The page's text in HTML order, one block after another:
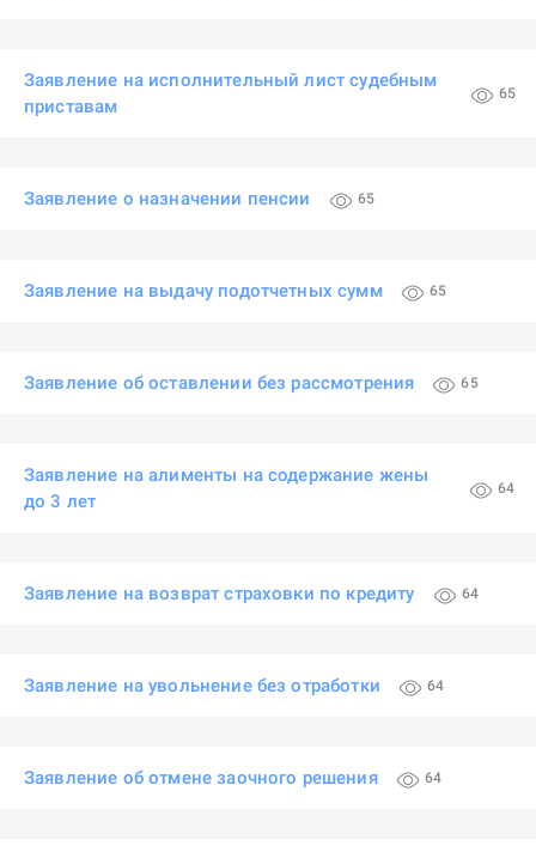
Заявление на исполнительный лист судебным
приставам
65
Заявление о назначении пенсии 65
Заявление на выдачу подотчетных сумм 65
Заявление об оставлении без рассмотрения 65
Заявление на алименты на содержание жены
до 3 лет
64
Заявление на возврат страховки по кредиту 64
Заявление на увольнение без отработки 64
Заявление об отмене заочного решения 64